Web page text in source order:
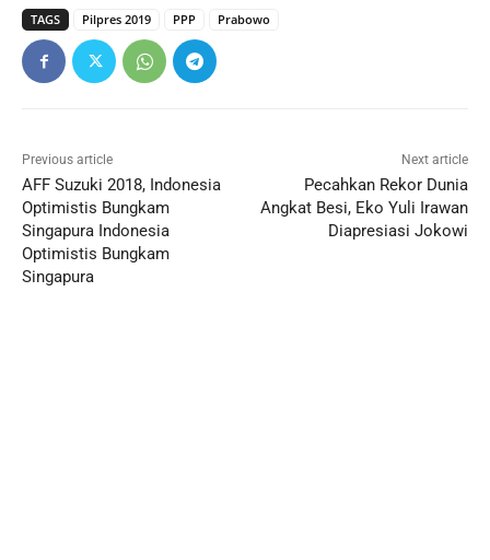
TAGS Pilpres 2019 PPP Prabowo
Previous article
AFF Suzuki 2018, Indonesia
Optimistis Bungkam
Singapura Indonesia
Optimistis Bungkam
Singapura
Next article
Pecahkan Rekor Dunia
Angkat Besi, Eko Yuli Irawan
Diapresiasi Jokowi